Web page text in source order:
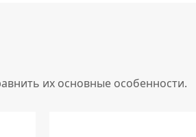
их основные особенности.